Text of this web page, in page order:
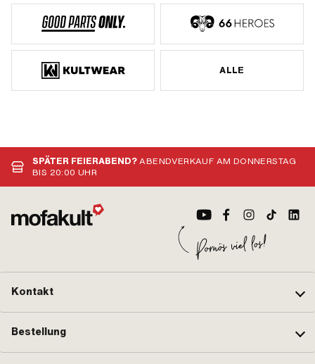
ALLE
SPÄTER FEIERABEND?ABENDVERKAUF AM DONNERSTAG
BIS 20:00 UHR
Kontakt
Bestellung